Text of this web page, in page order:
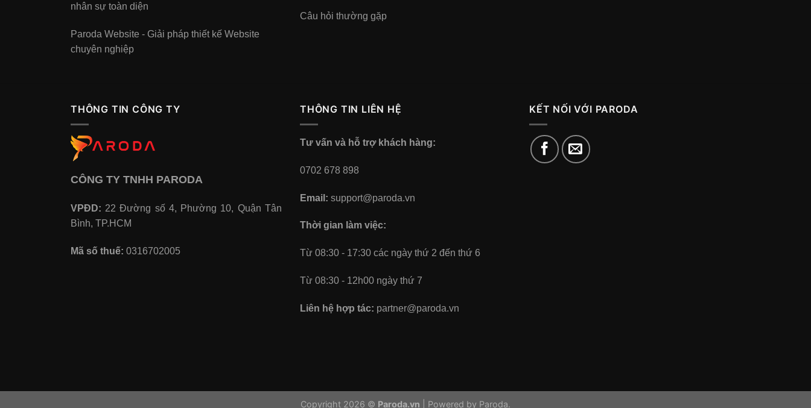
nhân sự toàn diện
Paroda Website - Giải pháp thiết kế Website
chuyên nghiệp
Câu hỏi thường gặp
THÔNG TIN CÔNG TY
CÔNG TY TNHH PARODA
VPĐD: 22 Đường số 4, Phường 10, Quận Tân
Bình, TP.HCM
Mã số thuế: 0316702005
THÔNG TIN LIÊN HỆ
Tư vấn và hỗ trợ khách hàng:
0702 678 898
Email: support@paroda.vn
Thời gian làm việc:
Từ 08:30 - 17:30 các ngày thứ 2 đến thứ 6
Từ 08:30 - 12h00 ngày thứ 7
Liên hệ hợp tác: partner@paroda.vn
KẾT NỐI VỚI PARODA
Copyright 2026 © Paroda.vn Powered by Paroda.